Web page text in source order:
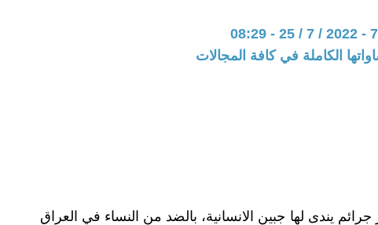
الكاملة في كافة المجالات
يندى لها جبين الانسانية، بالضد من النساء في العراق